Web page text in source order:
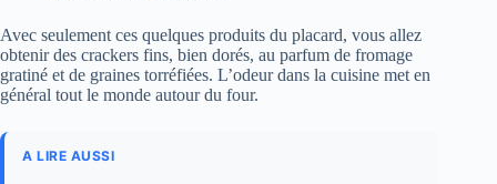
Avec seulement ces quelques produits du placard, vous allez
obtenir des crackers fins, bien dorés, au parfum de fromage
gratiné et de graines torréfiées. L’odeur dans la cuisine met en
général tout le monde autour du four.
A LIRE AUSSI